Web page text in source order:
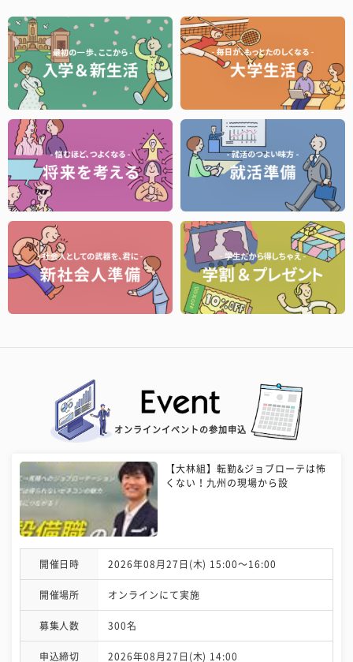
オンラインイベントの参加申込
【大林組】転勤&ジョブローテは怖
くない！九州の現場から設
開催日時 2026年08月27日(木) 15:00〜16:00
開催場所 オンラインにて実施
募集人数 300名
申込締切 2026年08月27日(木) 14:00